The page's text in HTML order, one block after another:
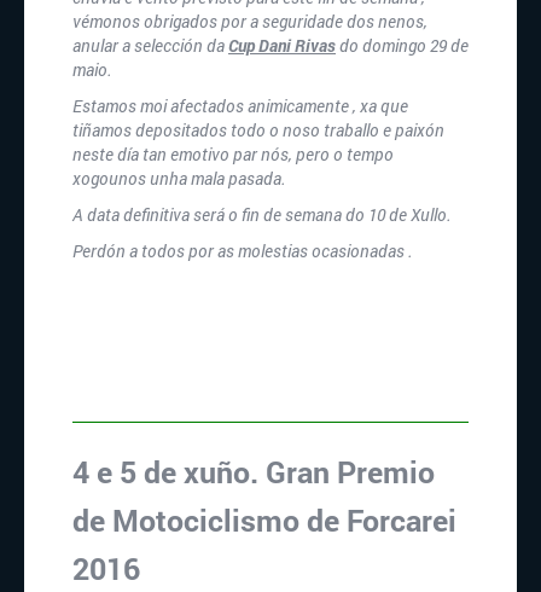
vémonos obrigados por a seguridade dos nenos,
anular a selección daCup Dani Rivasdo domingo 29 de
maio.
Estamos moi afectados animicamente , xa que
tiñamos depositados todo o noso traballo e paixón
neste día tan emotivo par nós, pero o tempo
xogounos unha mala pasada.
A data definitiva será o fin de semana do 10 de Xullo.
Perdón a todos por as molestias ocasionadas .
4 e 5 de xuño. Gran Premio
de Motociclismo de Forcarei
2016